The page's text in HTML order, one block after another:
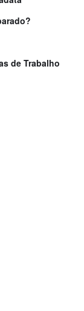
de Trabalho